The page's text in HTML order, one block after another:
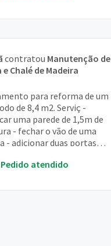
contratou Manutenção de
e Chalé de Madeira
para reforma de um
de 8,4 m2. Serviç -
uma parede de 1,5m de
- fechar o vão de uma
- adicionar duas portas
- inst...
Pedido atendido